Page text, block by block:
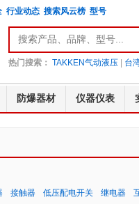
行业动态 搜索风云榜 型号
热门搜索： TAKKEN气动液压 台
防爆器材 仪器仪表
接触器 低压配电开关 继电器